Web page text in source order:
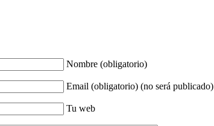
Nombre (obligatorio)
Email (obligatorio) (no será publicado)
Tu web